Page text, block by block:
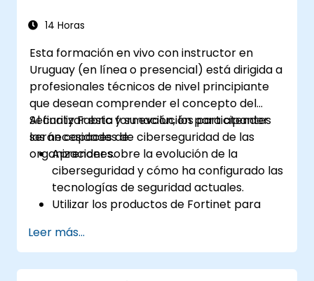
Aplicar los productos de Fortinet para
seguridad complejos.
14 Horas
Esta formación en vivo con instructor en
Uruguay (en línea o presencial) está dirigida a
profesionales técnicos de nivel principiante
que desean comprender el concepto del
Security Fabric y su evolución para atender
las necesidades de ciberseguridad de las
organizaciones.
Al finalizar esta formación, los participantes
serán capaces de:
Aprender sobre la evolución de la
ciberseguridad y cómo ha configurado las
tecnologías de seguridad actuales.
Utilizar los productos de Fortinet para
amenazas y ataques cibernéticos.
Comprender las capacidades de
integración y automatización de las
Leer más...